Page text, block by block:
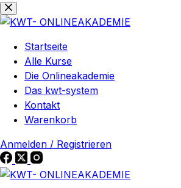
Zum
Inhalt
Zum
Inhalt
Startseite
Alle Kurse
Die Onlineakademie
Das kwt-system
Kontakt
Warenkorb
Anmelden / Registrieren